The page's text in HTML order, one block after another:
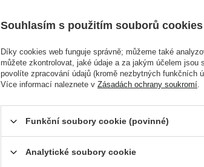
AKCE
COSRX - Advanced Snail
Cream - Lehký hydratační a
Souhlasím s použitím souborů cookies
Díky cookies web funguje správně; můžeme také
můžete zkontrolovat, jaké údaje a za jakým účelem
povolíte zpracování údajů (kromě nezbytných funkčních
Více informací naleznete v Zásadách ochrany soukromí.
Funkční soubory cookie (povinné)
Analytické soubory cookie